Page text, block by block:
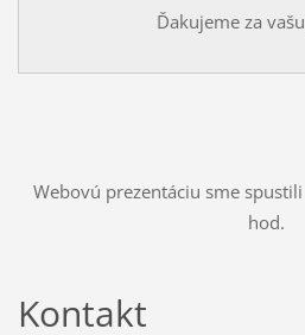
Ďakujeme za
Webovú prezentáciu sme
hod.
Kontakt